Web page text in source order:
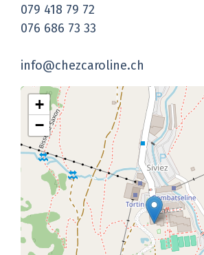
079 418 79 72
076 686 73 33
info@chezcaroline.ch
+
−